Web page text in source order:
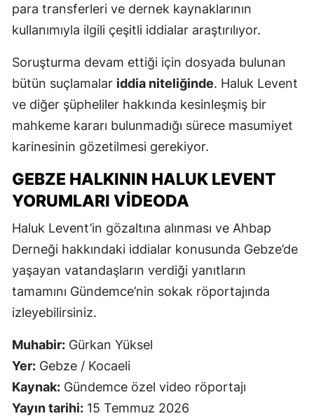
para transferleri ve dernek kaynaklarının
kullanımıyla ilgili çeşitli iddialar araştırılıyor.
Soruşturma devam ettiği için dosyada bulunan
bütün suçlamalar iddia niteliğinde. Haluk Levent
ve diğer şüpheliler hakkında kesinleşmiş bir
mahkeme kararı bulunmadığı sürece masumiyet
karinesinin gözetilmesi gerekiyor.
GEBZE HALKININ HALUK LEVENT
YORUMLARI VIDEODA
Haluk Levent’in gözaltına alınması ve Ahbap
Derneği hakkındaki iddialar konusunda Gebze’de
yaşayan vatandaşların verdiği yanıtların
tamamını Gündemce’nin sokak röportajında
izleyebilirsiniz.
Muhabir: Gürkan Yüksel
Yer: Gebze / Kocaeli
Kaynak: Gündemce özel video röportajı
Yayın tarihi: 15 Temmuz 2026